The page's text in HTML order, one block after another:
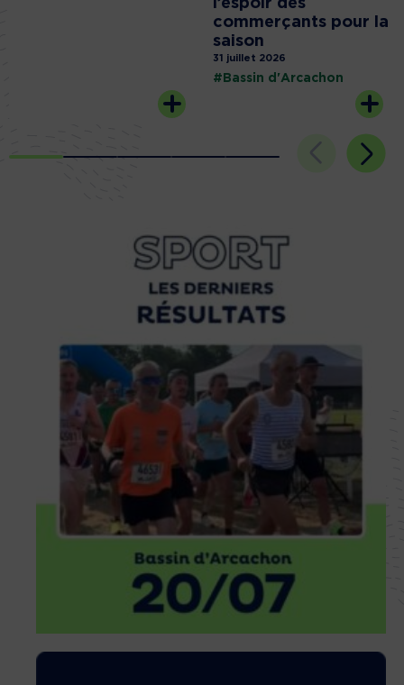
l’espoir des
commerçants pour la
saison
31 juillet 2026
#Bassin d'Arcachon